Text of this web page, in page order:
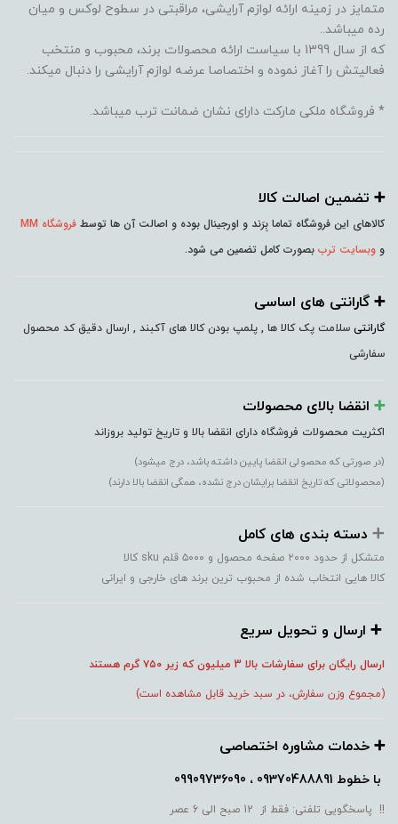
متمایز در زمینه ارائه لوازم آرایشی، مراقبتی در سطوح لوکس و میان
رده میباشد..
که از سال 1399 با سیاست ارائه محصولات برند، محبوب و منتخب
فعالیتش را آغاز نموده و اختصاصا عرضه لوازم آرایشی را دنبال میکند.
* فروشگاه ملکی مارکت دارای نشان ضمانت ترب میباشد.
➕️ تضمین اصالت کالا
کالاهای این فروشگاه تماما بِرَند و اورجینال بوده و اصالت آن ها توسط فروشگاه MM
و وبسایت ترب بصورت کامل تضمین می شود.
➕️ گارانتی های اساسی
گارانتی سلامت پک کالا ها , پلمپ بودن کالا های آکبند , ارسال دقیق کد محصول
سفارشی
➕️ انقضا بالای محصولات
اکثریت محصولات فروشگاه دارای انقضا بالا و تاریخ تولید بروزاند
(در صورتی که محصولی انقضا پایین داشته باشد، درج میشود)
(محصولاتی که تاریخ انقضا برایشان درج نشده، همگی انقضا بالا دارند)
➕️ دسته بندی های کامل
متشکل از حدود ۲۰۰۰ صفحه محصول و ۵۰۰۰ قلم sku کالا
کالا هایی انتخاب شده از محبوب ترین برند های خارجی و ایرانی
➕️ ارسال و تحویل سریع
ارسال رایگان برای سفارشات بالا 3 میلیون که زیر ۷۵۰ گرم هستند
(مجموع وزن سفارش، در سبد خرید قابل مشاهده است)
➕️ خدمات مشاوره اختصاصی
با خطوط 09370488891 ، 09909736090
!! پاسخگویی تلفنی: فقط از 12 صبح الی 6 عصر